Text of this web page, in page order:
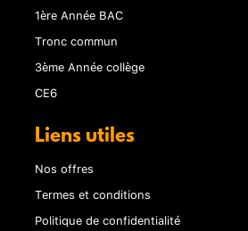
1ère Année BAC
Tronc commun
3ème Année collège
CE6
Liens utiles
Nos offres
Termes et conditions
Politique de confidentialité